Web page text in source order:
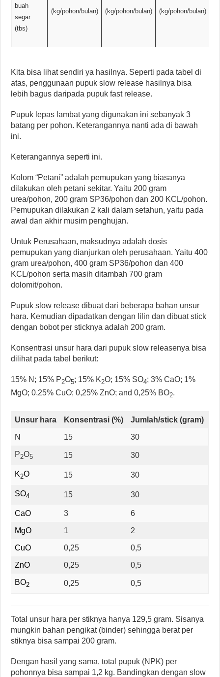
buah
segar
(tbs)
(kg/pohon/bulan) (kg/pohon/bulan) (kg/pohon/bulan)
Kita bisa lihat sendiri ya hasilnya. Seperti pada tabel di
atas, penggunaan pupuk slow release hasilnya bisa
lebih bagus daripada pupuk fast release.
Pupuk lepas lambat yang digunakan ini sebanyak 3
batang per pohon. Keterangannya nanti ada di bawah
ini.
Keterangannya seperti ini.
Kolom “Petani” adalah pemupukan yang biasanya
dilakukan oleh petani sekitar. Yaitu 200 gram
urea/pohon, 200 gram SP36/pohon dan 200 KCL/pohon.
Pemupukan dilakukan 2 kali dalam setahun, yaitu pada
awal dan akhir musim penghujan.
Untuk Perusahaan, maksudnya adalah dosis
pemupukan yang dianjurkan oleh perusahaan. Yaitu 400
gram urea/pohon, 400 gram SP36/pohon dan 400
KCL/pohon serta masih ditambah 700 gram
dolomit/pohon.
Pupuk slow release dibuat dari beberapa bahan unsur
hara. Kemudian dipadatkan dengan lilin dan dibuat stick
dengan bobot per sticknya adalah 200 gram.
Konsentrasi unsur hara dari pupuk slow releasenya bisa
dilihat pada tabel berikut:
15% N; 15% P2O5; 15% K2O; 15% SO4; 3% CaO; 1%
MgO; 0,25% CuO; 0,25% ZnO; and 0,25% BO2.
Unsur hara Konsentrasi (%) Jumlah/stick (gram)
N 15 30
P2O5 15 30
K2O 15 30
SO4 15 30
CaO 3 6
MgO 1 2
CuO 0,25 0,5
ZnO 0,25 0,5
BO2 0,25 0,5
Total unsur hara per stiknya hanya 129,5 gram. Sisanya
mungkin bahan pengikat (binder) sehingga berat per
stiknya bisa sampai 200 gram.
Dengan hasil yang sama, total pupuk (NPK) per
pohonnya bisa sampai 1,2 kg. Bandingkan dengan slow